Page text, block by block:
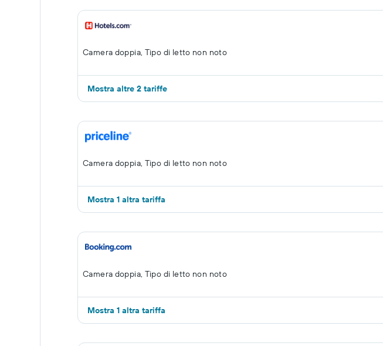
Camera doppia, Tipo di letto non noto
Mostra altre 2 tariffe
Camera doppia, Tipo di letto non noto
Mostra 1 altra tariffa
Camera doppia, Tipo di letto non noto
Mostra 1 altra tariffa